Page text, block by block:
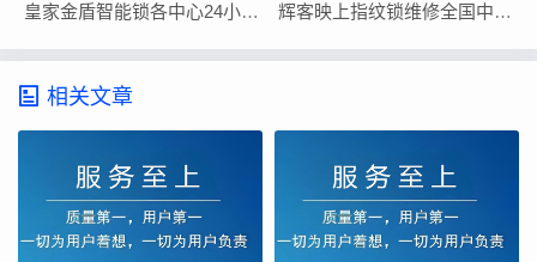
皇家金盾智能锁各中心24小时客服热线电话 辉客映上指纹锁维修全国中心全国
相关文章